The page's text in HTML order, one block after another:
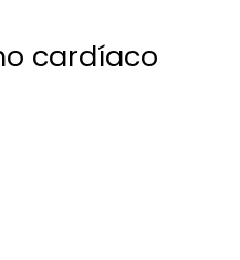
cardíaco